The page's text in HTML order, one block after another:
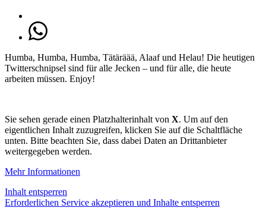
Humba, Humba, Humba, Tätäräää, Alaaf und Helau! Die heutigen
Twitterschnipsel sind für alle Jecken – und für alle, die heute
arbeiten müssen. Enjoy!
Sie sehen gerade einen Platzhalterinhalt von X. Um auf den
eigentlichen Inhalt zuzugreifen, klicken Sie auf die Schaltfläche
unten. Bitte beachten Sie, dass dabei Daten an Drittanbieter
weitergegeben werden.
Mehr Informationen
Inhalt entsperren
Erforderlichen Service akzeptieren und Inhalte entsperren